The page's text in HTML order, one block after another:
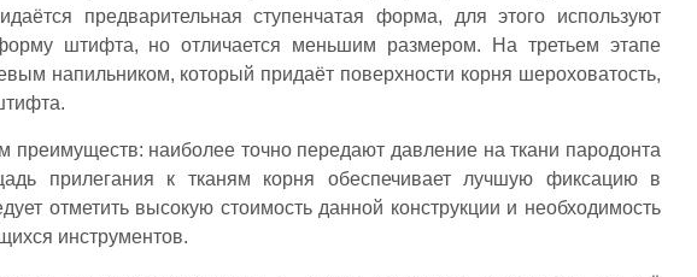
предварительная ступенчатая форма, для этого используют
штифта, но отличается меньшим размером. На третьем этапе
напильником, который придаёт поверхности корня шероховатость,
наиболее точно передают давление на ткани пародонта
прилегания к тканям корня обеспечивает лучшую фиксацию в
отметить высокую стоимость данной конструкции и необходимость
инструментов.